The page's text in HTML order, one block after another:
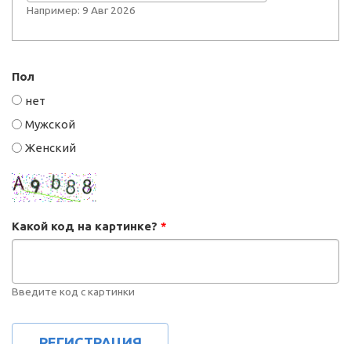
Например: 9 Авг 2026
Пол
нет
Мужской
Женский
Какой код на картинке? *
Введите код с картинки